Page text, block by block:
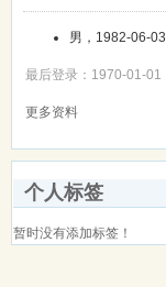
男，1982-06-03
最后登录：1970-01-01
更多资料
个人标签
暂时没有添加标签！